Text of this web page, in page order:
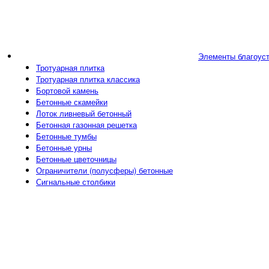
Элементы
Тротуарная плитка
Тротуарная плитка классика
Бортовой камень
Бетонные скамейки
Лоток ливневый бетонный
Бетонная газонная решетка
Бетонные тумбы
Бетонные урны
Бетонные цветочницы
Ограничители (полусферы) бетонные
Сигнальные столбики